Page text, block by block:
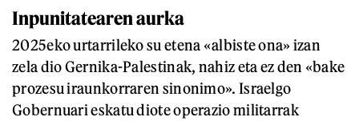
Inpunitatearen aurka
2025eko urtarrileko su etena «albiste ona» izan
zela dio Gernika-Palestinak, nahiz eta ez den «bake
prozesu iraunkorraren sinonimo». Israelgo
Gobernuari eskatu diote operazio militarrak